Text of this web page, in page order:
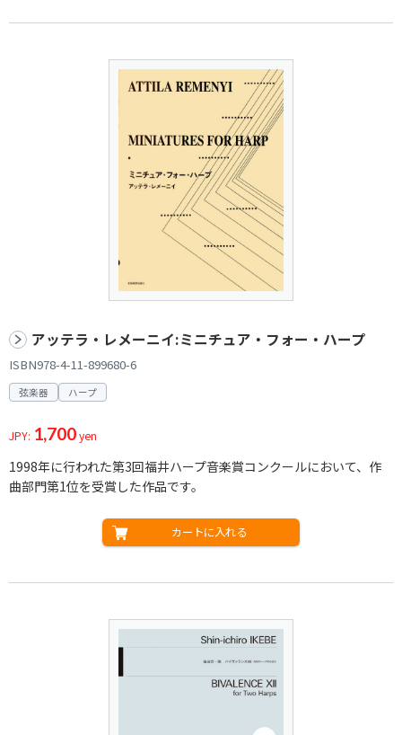
アッテラ・レメーニイ:ミニチュア・フォー・ハープ
ISBN978-4-11-899680-6
弦楽器 ハープ
JPY: 1,700yen
1998年に行われた第3回福井ハープ音楽賞コンクールにおいて、作
曲部門第1位を受賞した作品です。
カートに入れる